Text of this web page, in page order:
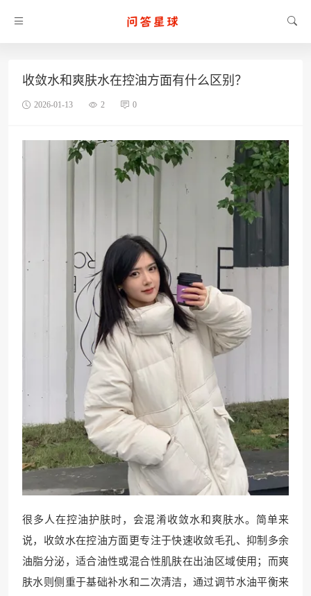
收敛水和爽肤水在控油方面有什么区别？
2026-01-13 2 0
很多人在控油护肤时，会混淆收敛水和爽肤水。简单来
说，收敛水在控油方面更专注于快速收敛毛孔、抑制多余
油脂分泌，适合油性或混合性肌肤在出油区域使用；而爽
肤水则侧重于基础补水和二次清洁，通过调节水油平衡来